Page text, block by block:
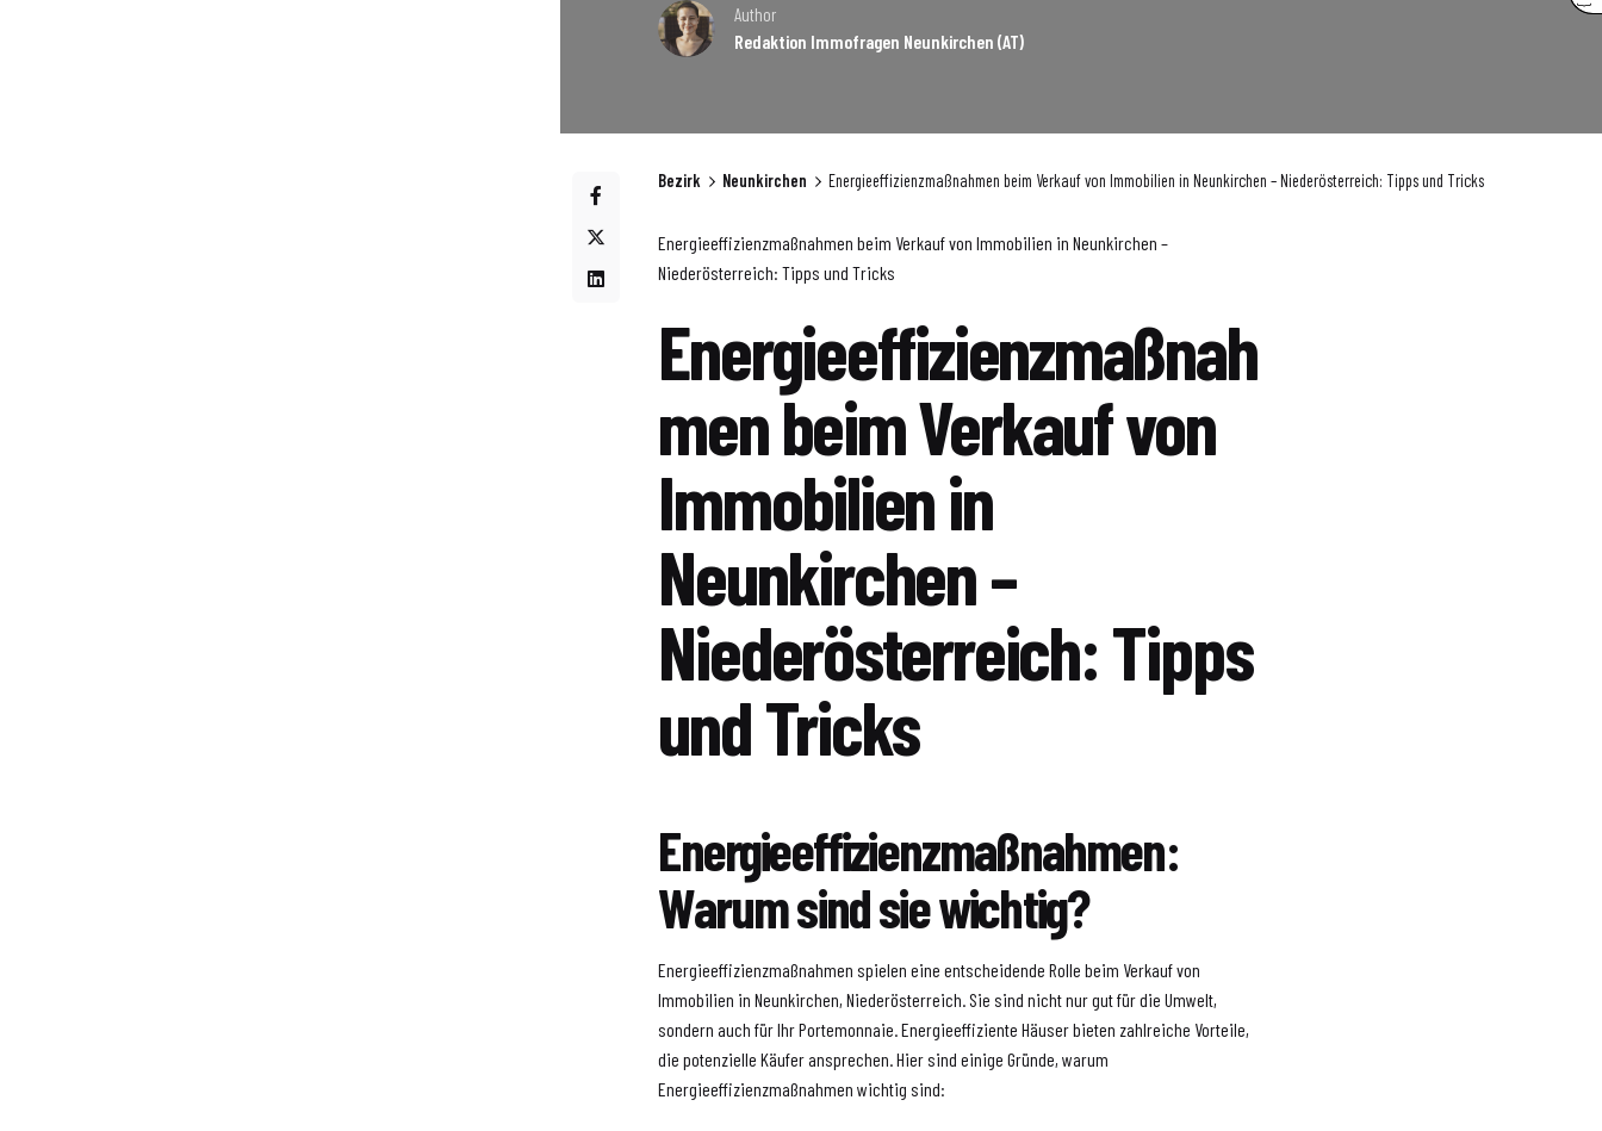
Author
Redaktion Immofragen Neunkirchen (AT)
Bezirk Neunkirchen Energieeffizienzmaßnahmen beim Verkauf von Immobilien in Neunkirchen – Niederösterreich: Tipps und Tricks
Energieeffizienzmaßnahmen beim Verkauf von Immobilien in Neunkirchen –
Niederösterreich: Tipps und Tricks
Energieeffizienzmaßnah
men beim Verkauf von
Immobilien in
Neunkirchen –
Niederösterreich: Tipps
und Tricks
Energieeffizienzmaßnahmen:
Warum sind sie wichtig?
Energieeffizienzmaßnahmen spielen eine entscheidende Rolle beim Verkauf von
Immobilien in Neunkirchen, Niederösterreich. Sie sind nicht nur gut für die Umwelt,
sondern auch für Ihr Portemonnaie. Energieeffiziente Häuser bieten zahlreiche Vorteile,
die potenzielle Käufer ansprechen. Hier sind einige Gründe, warum
Energieeffizienzmaßnahmen wichtig sind: